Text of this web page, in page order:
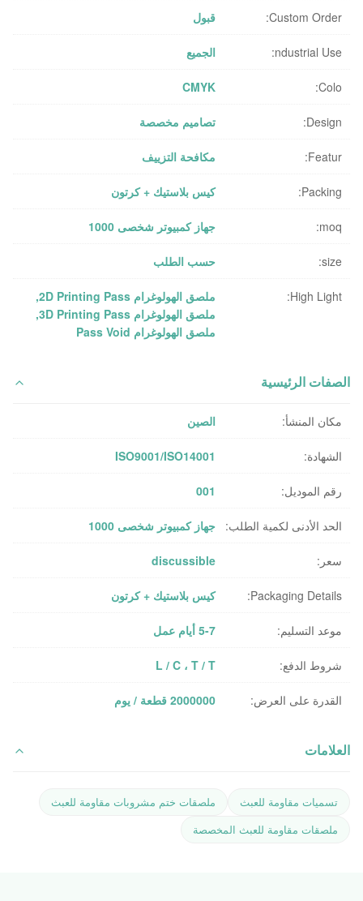
Custom Order: قبول
ndustrial Use: الجميع
Colo:
CMYK
Design: تصاميم مخصصة
Featur: مكافحة التزييف
Packing: كيس بلاستيك + كرتون
moq: جهاز كمبيوتر شخصى 1000
size: حسب الطلب
High Light: ملصق الهولوغرام 2D Printing Pass
,
ملصق الهولوغرام 3D Printing Pass
,
ملصق الهولوغرام Pass Void
الصفات الرئيسية
مكان المنشأ: الصين
الشهادة: ISO9001/ISO14001
رقم الموديل: 001
الحد الأدنى لكمية الطلب: جهاز كمبيوتر شخصى 1000
سعر: discussible
Packaging Details: كيس بلاستيك + كرتون
موعد التسليم: 5-7 أيام عمل
شروط الدفع: L / C ، T / T
القدرة على العرض: 2000000 قطعة / يوم
العلامات
تسميات مقاومة للعبث
ملصقات ختم مشروبات مقاومة للعبث
ملصقات مقاومة للعبث المخصصة